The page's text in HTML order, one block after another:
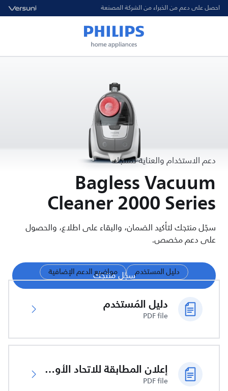
احصل على دعم من الخبراء من الشركة المصنعة
دعم الاستخدام والعناية لمنتجك
Bagless Vacuum
Cleaner 2000 Series
سجّل منتجك لتأكيد الضمان، والبقاء على اطلاع، والحصول
على دعم مخصص.
سجّل منتجكدليل المستخدم مواضيع الدعم الإضافية
دليل المُستخدم
PDF file
إعلان المطابقة للاتحاد الأوروبي
PDF file